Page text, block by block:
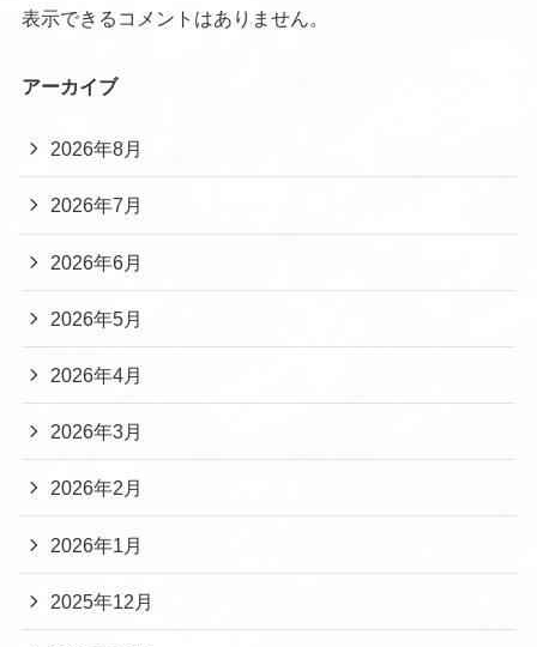
表示できるコメントはありません。
アーカイブ
2026年8月
2026年7月
2026年6月
2026年5月
2026年4月
2026年3月
2026年2月
2026年1月
2025年12月